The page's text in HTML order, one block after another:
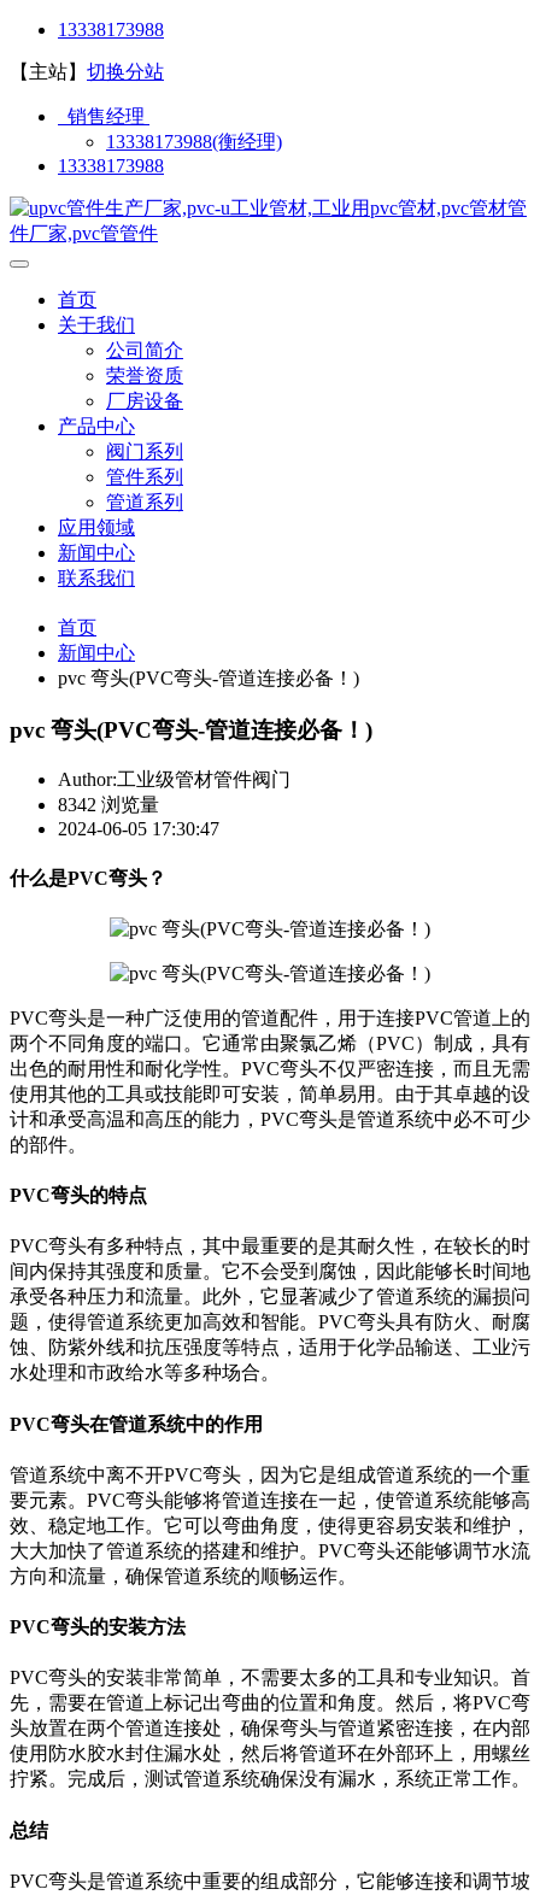
13338173988
【主站】 切换分站
销售经理
13338173988(衡经理)
13338173988
首页
关于我们
公司简介
荣誉资质
厂房设备
产品中心
阀门系列
管件系列
管道系列
应用领域
新闻中心
联系我们
首页
新闻中心
pvc 弯头(PVC弯头-管道连接必备！)
pvc 弯头(PVC弯头-管道连接必备！)
Author:工业级管材管件阀门
8342 浏览量
2024-06-05 17:30:47
什么是PVC弯头？
PVC弯头是一种广泛使用的管道配件，用于连接PVC管道上的
两个不同角度的端口。它通常由聚氯乙烯（PVC）制成，具有
出色的耐用性和耐化学性。PVC弯头不仅严密连接，而且无需
使用其他的工具或技能即可安装，简单易用。由于其卓越的设
计和承受高温和高压的能力，PVC弯头是管道系统中必不可少
的部件。
PVC弯头的特点
PVC弯头有多种特点，其中最重要的是其耐久性，在较长的时
间内保持其强度和质量。它不会受到腐蚀，因此能够长时间地
承受各种压力和流量。此外，它显著减少了管道系统的漏损问
题，使得管道系统更加高效和智能。PVC弯头具有防火、耐腐
蚀、防紫外线和抗压强度等特点，适用于化学品输送、工业污
水处理和市政给水等多种场合。
PVC弯头在管道系统中的作用
管道系统中离不开PVC弯头，因为它是组成管道系统的一个重
要元素。PVC弯头能够将管道连接在一起，使管道系统能够高
效、稳定地工作。它可以弯曲角度，使得更容易安装和维护，
大大加快了管道系统的搭建和维护。PVC弯头还能够调节水流
方向和流量，确保管道系统的顺畅运作。
PVC弯头的安装方法
PVC弯头的安装非常简单，不需要太多的工具和专业知识。首
先，需要在管道上标记出弯曲的位置和角度。然后，将PVC弯
头放置在两个管道连接处，确保弯头与管道紧密连接，在内部
使用防水胶水封住漏水处，然后将管道环在外部环上，用螺丝
拧紧。完成后，测试管道系统确保没有漏水，系统正常工作。
总结
PVC弯头是管道系统中重要的组成部分，它能够连接和调节坡